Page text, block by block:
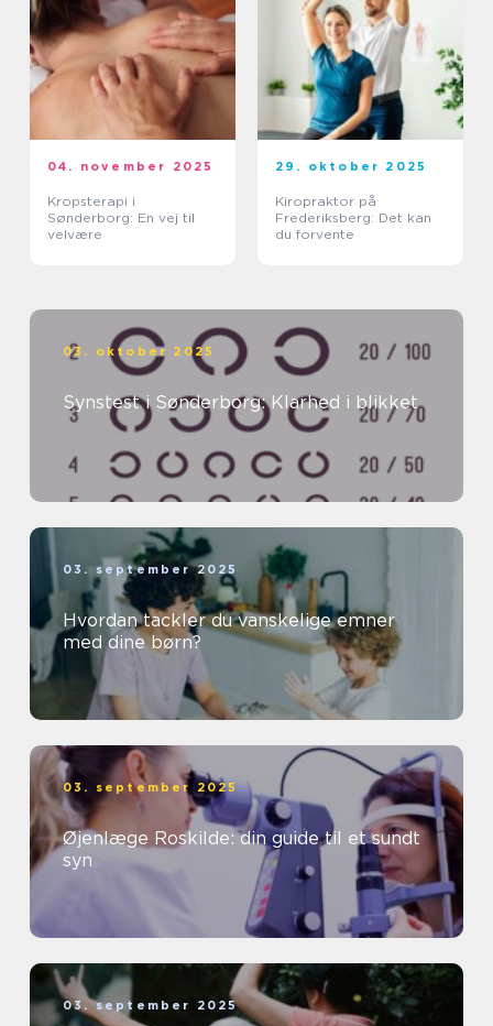
04. november 2025
Kropsterapi i
Sønderborg: En vej til
velvære
29. oktober 2025
Kiropraktor på
Frederiksberg: Det kan
du forvente
03. oktober 2025
Synstest i Sønderborg: Klarhed i blikket
03. september 2025
Hvordan tackler du vanskelige emner
med dine børn?
03. september 2025
Øjenlæge Roskilde: din guide til et sundt
syn
03. september 2025